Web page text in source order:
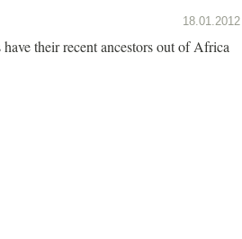
18.01.2012
their recent ancestors out of Africa